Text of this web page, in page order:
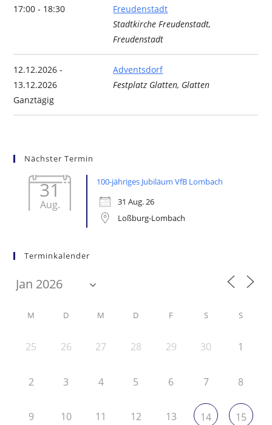
17:00 - 18:30
Freudenstadt
Stadtkirche Freudenstadt,
Freudenstadt
12.12.2026 -
13.12.2026
Ganztägig
Adventsdorf
Festplatz Glatten, Glatten
Nächster Termin
31
Aug.
100-jähriges Jubiläum VfB Lombach
31 Aug. 26
Loßburg-Lombach
Terminkalender
M D M D F S S
25 26 27 28 29 30 1
2 3 4 5 6 7 8
9 10 11 12 13 14 15